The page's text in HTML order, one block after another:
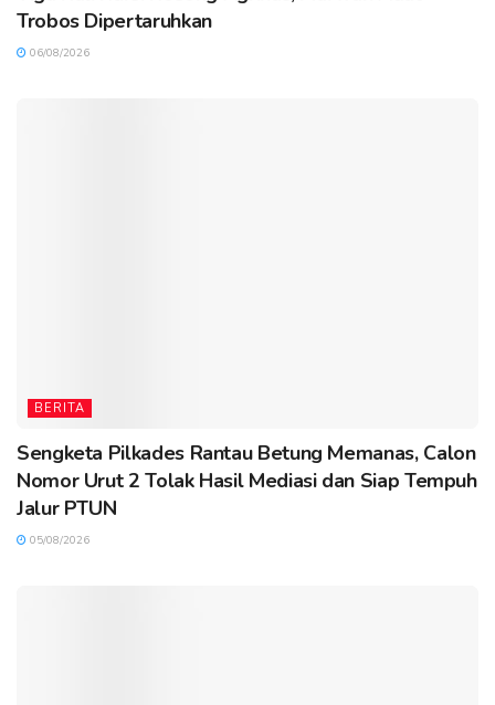
Trobos Dipertaruhkan
06/08/2026
BERITA
Sengketa Pilkades Rantau Betung Memanas, Calon
Nomor Urut 2 Tolak Hasil Mediasi dan Siap Tempuh
Jalur PTUN
05/08/2026